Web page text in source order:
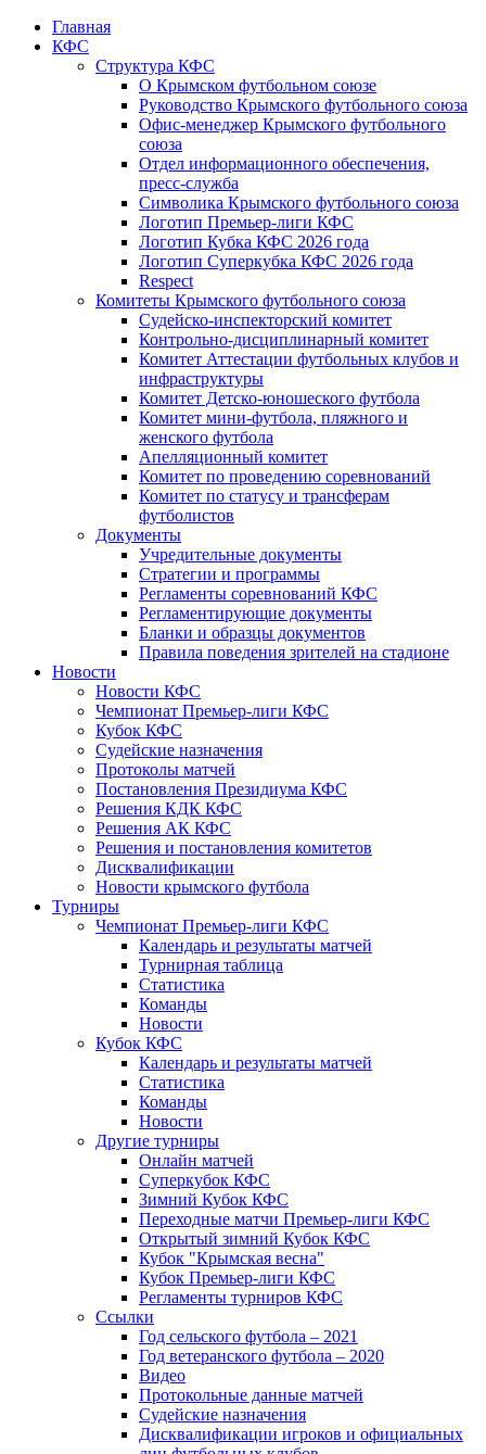
Главная
КФС
Структура КФС
О Крымском футбольном союзе
Руководство Крымского футбольного союза
Офис-менеджер Крымского футбольного
союза
Отдел информационного обеспечения,
пресс-служба
Символика Крымского футбольного союза
Логотип Премьер-лиги КФС
Логотип Кубка КФС 2026 года
Логотип Суперкубка КФС 2026 года
Respect
Комитеты Крымского футбольного союза
Судейско-инспекторский комитет
Контрольно-дисциплинарный комитет
Комитет Аттестации футбольных клубов и
инфраструктуры
Комитет Детско-юношеского футбола
Комитет мини-футбола, пляжного и
женского футбола
Апелляционный комитет
Комитет по проведению соревнований
Комитет по статусу и трансферам
футболистов
Документы
Учредительные документы
Стратегии и программы
Регламенты соревнований КФС
Регламентирующие документы
Бланки и образцы документов
Правила поведения зрителей на стадионе
Новости
Новости КФС
Чемпионат Премьер-лиги КФС
Кубок КФС
Судейские назначения
Протоколы матчей
Постановления Президиума КФС
Решения КДК КФС
Решения АК КФС
Решения и постановления комитетов
Дисквалификации
Новости крымского футбола
Турниры
Чемпионат Премьер-лиги КФС
Календарь и результаты матчей
Турнирная таблица
Статистика
Команды
Новости
Кубок КФС
Календарь и результаты матчей
Статистика
Команды
Новости
Другие турниры
Онлайн матчей
Суперкубок КФС
Зимний Кубок КФС
Переходные матчи Премьер-лиги КФС
Открытый зимний Кубок КФС
Кубок "Крымская весна"
Кубок Премьер-лиги КФС
Регламенты турниров КФС
Ссылки
Год сельского футбола – 2021
Год ветеранского футбола – 2020
Видео
Протокольные данные матчей
Судейские назначения
Дисквалификации игроков и официальных